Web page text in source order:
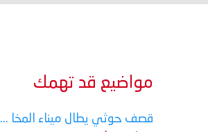
مواضيع قد تهمك
قصف حوثي يطال ميناء المخا ...